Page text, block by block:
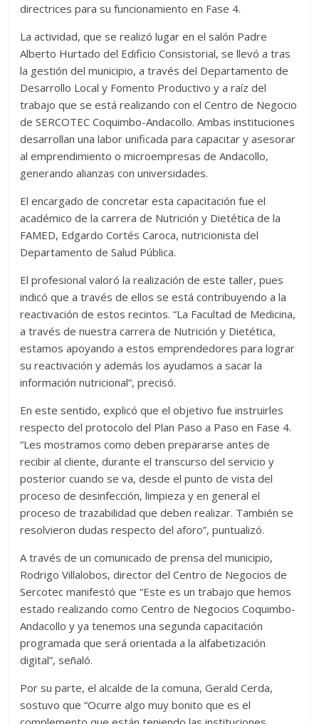
directrices para su funcionamiento en Fase 4.
La actividad, que se realizó lugar en el salón Padre
Alberto Hurtado del Edificio Consistorial, se llevó a tras
la gestión del municipio, a través del Departamento de
Desarrollo Local y Fomento Productivo y a raíz del
trabajo que se está realizando con el Centro de Negocio
de SERCOTEC Coquimbo-Andacollo. Ambas instituciones
desarrollan una labor unificada para capacitar y asesorar
al emprendimiento o microempresas de Andacollo,
generando alianzas con universidades.
El encargado de concretar esta capacitación fue el
académico de la carrera de Nutrición y Dietética de la
FAMED, Edgardo Cortés Caroca, nutricionista del
Departamento de Salud Pública.
El profesional valoró la realización de este taller, pues
indicó que a través de ellos se está contribuyendo a la
reactivación de estos recintos. “La Facultad de Medicina,
a través de nuestra carrera de Nutrición y Dietética,
estamos apoyando a estos emprendedores para lograr
su reactivación y además los ayudamos a sacar la
información nutricional”, precisó.
En este sentido, explicó que el objetivo fue instruirles
respecto del protocolo del Plan Paso a Paso en Fase 4.
“Les mostramos como deben prepararse antes de
recibir al cliente, durante el transcurso del servicio y
posterior cuando se va, desde el punto de vista del
proceso de desinfección, limpieza y en general el
proceso de trazabilidad que deben realizar. También se
resolvieron dudas respecto del aforo”, puntualizó.
A través de un comunicado de prensa del municipio,
Rodrigo Villalobos, director del Centro de Negocios de
Sercotec manifestó que “Este es un trabajo que hemos
estado realizando como Centro de Negocios Coquimbo-
Andacollo y ya tenemos una segunda capacitación
programada que será orientada a la alfabetización
digital”, señaló.
Por su parte, el alcalde de la comuna, Gerald Cerda,
sostuvo que “Ocurre algo muy bonito que es el